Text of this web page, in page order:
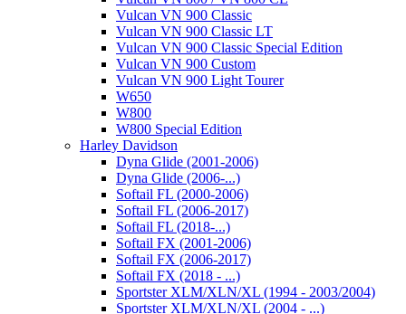
Vulcan VN 900 Classic
Vulcan VN 900 Classic LT
Vulcan VN 900 Classic Special Edition
Vulcan VN 900 Custom
Vulcan VN 900 Light Tourer
W650
W800
W800 Special Edition
Harley Davidson
Dyna Glide (2001-2006)
Dyna Glide (2006-...)
Softail FL (2000-2006)
Softail FL (2006-2017)
Softail FL (2018-...)
Softail FX (2001-2006)
Softail FX (2006-2017)
Softail FX (2018 - ...)
Sportster XLM/XLN/XL (1994 - 2003/2004)
Sportster XLM/XLN/XL (2004 - ...)